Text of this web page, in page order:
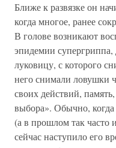
Ближе к развязке он
когда многое, ранее
В голове возникают
эпидемии
луковицу, с которого
него снимали ловушки
своих действий,
выбора». Обычно, когда
(а в прошлом так часто
сейчас наступило его